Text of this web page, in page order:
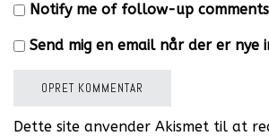
Notify me of follow-up
Send mig en email når der er nye
Dette site anvender Akismet til at